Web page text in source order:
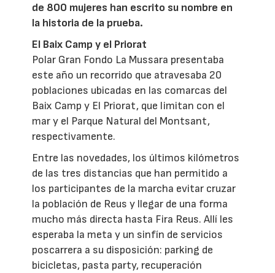
de 800 mujeres han escrito su nombre en
la historia de la prueba.
El Baix Camp y el Priorat
Polar Gran Fondo La Mussara presentaba
este año un recorrido que atravesaba 20
poblaciones ubicadas en las comarcas del
Baix Camp y El Priorat, que limitan con el
mar y el Parque Natural del Montsant,
respectivamente.
Entre las novedades, los últimos kilómetros
de las tres distancias que han permitido a
los participantes de la marcha evitar cruzar
la población de Reus y llegar de una forma
mucho más directa hasta Fira Reus. Allí les
esperaba la meta y un sinfín de servicios
poscarrera a su disposición: parking de
bicicletas, pasta party, recuperación